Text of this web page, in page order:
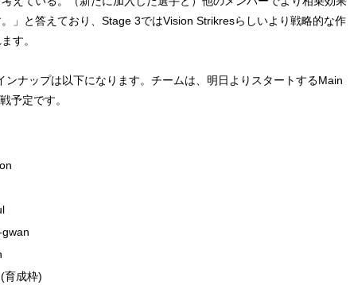
」と答えており、Stage 3ではVision Strikresらしいより戦略的な作
す。
ンナップは以下になります。チームは、明日よりスタートするMain
予定です。
育成枠)